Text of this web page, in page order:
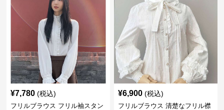
¥7,780 (税込)
フリルブラウス フリル袖スタン
¥6,900 (税込)
フリルブラウス 清楚なフリル襟